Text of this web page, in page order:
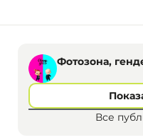
Фотозона,
Все